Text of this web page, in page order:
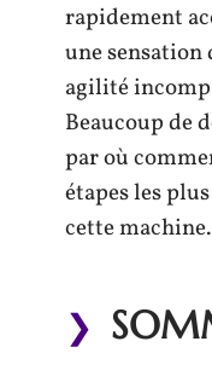
rapidement
une
agilité
Beaucoup de
par où
étapes les
cette machine.